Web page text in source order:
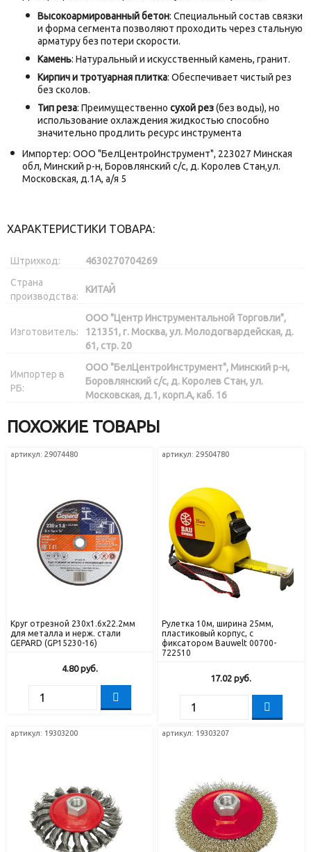
Высокоармированный бетон: Специальный состав связки
и форма сегмента позволяют проходить через стальную
арматуру без потери скорости.
Камень: Натуральный и искусственный камень, гранит.
Кирпич и тротуарная плитка: Обеспечивает чистый рез
без сколов.
Тип реза: Преимущественно сухой рез(без воды), но
использование охлаждения жидкостью способно
значительно продлить ресурс инструмента
Импортер: ООО "БелЦентроИнструмент", 223027 Минская
обл, Минский р-н, Боровлянский с/с, д. Королев Стан,ул.
Московская, д.1А, а/я 5
ХАРАКТЕРИСТИКИ ТОВАРА:
Штрихкод:
4630270704269
Страна
производства:
КИТАЙ
Изготовитель:
ООО "Центр Инструментальной Торговли",
121351, г. Москва, ул. Молодогвардейская, д.
61, стр. 20
Импортер в
РБ:
ООО "БелЦентроИнструмент", Минский р-н,
Боровлянский с/с, д. Королев Стан, ул.
Московская, д.1, корп.А, каб. 16
ПОХОЖИЕ ТОВАРЫ
артикул: 29074480
Круг отрезной 230х1.6x22.2мм
для металла и нерж. стали
GEPARD (GP15230-16)
4.80руб.
артикул: 29504780
Рулетка 10м, ширина 25мм,
пластиковый корпус, с
фиксатором Bauwelt 00700-
722510
17.02 руб.
артикул: 19303200 артикул: 19303207